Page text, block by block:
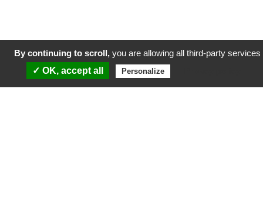
By continuing to scroll, you are allowing all third-party services
✓ OK, accept all
Personalize